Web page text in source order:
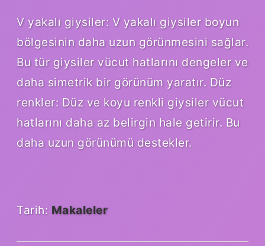
V yakalı giysiler: V yakalı giysiler boyun
bölgesinin daha uzun görünmesini sağlar.
Bu tür giysiler vücut hatlarını dengeler ve
daha simetrik bir görünüm yaratır. Düz
renkler: Düz ve koyu renkli giysiler vücut
hatlarını daha az belirgin hale getirir. Bu
daha uzun görünümü destekler.
Tarih: Makaleler